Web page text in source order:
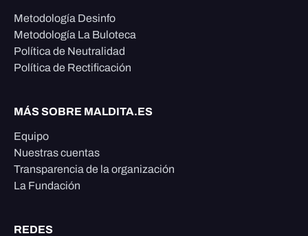
Metodología Desinfo
Metodología La Buloteca
Política de Neutralidad
Política de Rectificación
MÁS SOBRE MALDITA.ES
Equipo
Nuestras cuentas
Transparencia de la organización
La Fundación
REDES